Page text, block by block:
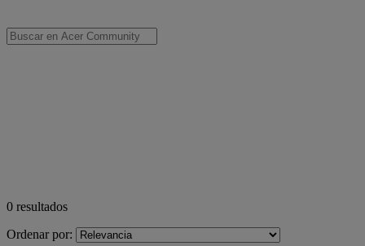
0 resultados
Ordenar por: